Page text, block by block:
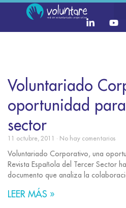
Voluntariado
oportunidad
sector
11 octubre, 2011 No hay comentarios
Voluntariado Corporativo, una
Revista Española del Tercer Sector
documento que analiza la
LEER MÁS »